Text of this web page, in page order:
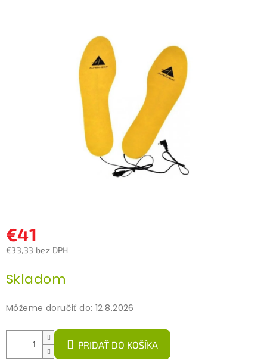
€41
€33,33 bez DPH
cena:
Skladom
Môžeme doručiť do: 12.8.2026
PRIDAŤ DO KOŠÍKA